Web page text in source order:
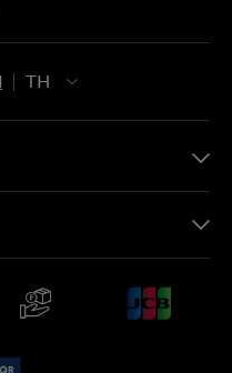
TH